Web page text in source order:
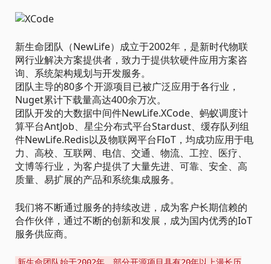
新生命团队（NewLife）成立于2002年，是新时代物联
网行业解决方案提供者，致力于提供软硬件应用方案咨
询、系统架构规划与开发服务。
团队主导的80多个开源项目已被广泛应用于各行业，
Nuget累计下载量高达400余万次。
团队开发的大数据中间件NewLife.XCode、蚂蚁调度计
算平台AntJob、星尘分布式平台Stardust、缓存队列组
件NewLife.Redis以及物联网平台FIoT，均成功应用于电
力、高校、互联网、电信、交通、物流、工控、医疗、
文博等行业，为客户提供了大量先进、可靠、安全、高
质量、易扩展的产品和系统集成服务。
我们将不断通过服务的持续改进，成为客户长期信赖的
合作伙伴，通过不断的创新和发展，成为国内优秀的IoT
服务供应商。